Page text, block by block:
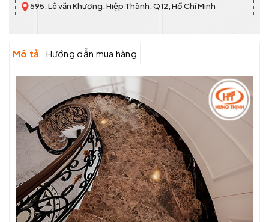
595, Lê văn Khương, Hiệp Thành, Q12, Hồ Chí Minh
Mô tả Hướng dẫn mua hàng